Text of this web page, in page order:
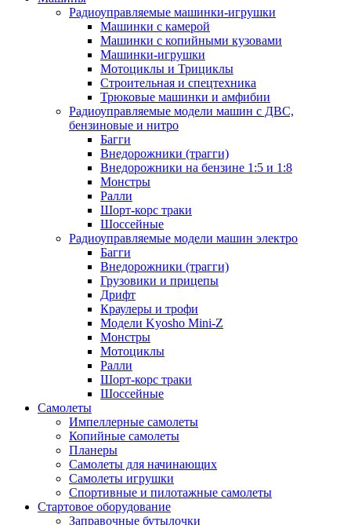
Радиоуправляемые машинки-игрушки
Машинки с камерой
Машинки с копийными кузовами
Машинки-игрушки
Мотоциклы и Трициклы
Строительная и спецтехника
Трюковые машинки и амфибии
Радиоуправляемые модели машин с ДВС,
бензиновые и нитро
Багги
Внедорожники (трагги)
Внедорожники на бензине 1:5 и 1:8
Монстры
Ралли
Шорт-корс траки
Шоссейные
Радиоуправляемые модели машин электро
Багги
Внедорожники (трагги)
Грузовики и прицепы
Дрифт
Краулеры и трофи
Модели Kyosho Mini-Z
Монстры
Мотоциклы
Ралли
Шорт-корс траки
Шоссейные
Самолеты
Импеллерные самолеты
Копийные самолеты
Планеры
Самолеты для начинающих
Самолеты игрушки
Спортивные и пилотажные самолеты
Стартовое оборудование
Заправочные бутылочки